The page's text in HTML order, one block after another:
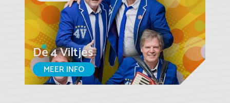
De 4 Viltjes
MEER INFO